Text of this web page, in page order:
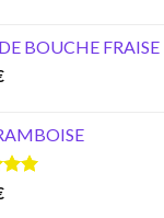
BOUCHE FRAISE